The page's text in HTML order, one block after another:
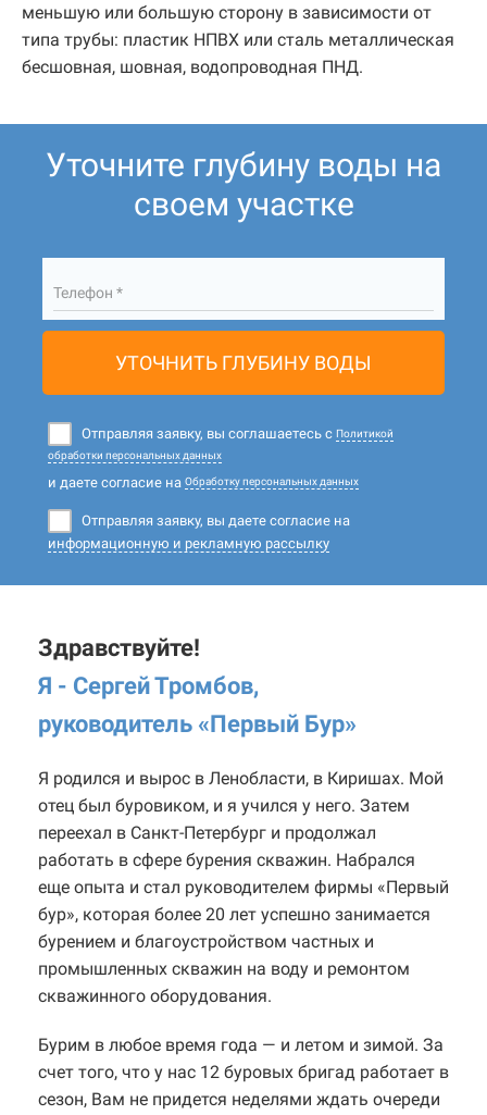
меньшую или большую сторону в зависимости от
типа трубы: пластик НПВХ или сталь металлическая
бесшовная, шовная, водопроводная ПНД.
Уточните глубину воды на
своем участке
Телефон *
УТОЧНИТЬ ГЛУБИНУ ВОДЫ
Отправляя заявку, вы соглашаетесь с Политикой
обработки персональных данных
и даете согласие на Обработку персональных данных
Отправляя заявку, вы даете согласие на
информационную и рекламную рассылку
Здравствуйте!
Я - Сергей Тромбов,
руководитель «Первый Бур»
Я родился и вырос в Ленобласти, в Киришах. Мой
отец был буровиком, и я учился у него. Затем
переехал в Санкт-Петербург и продолжал
работать в сфере бурения скважин. Набрался
еще опыта и стал руководителем фирмы «Первый
бур», которая более 20 лет успешно занимается
бурением и благоустройством частных и
промышленных скважин на воду и ремонтом
скважинного оборудования.
Бурим в любое время года — и летом и зимой. За
счет того, что у нас 12 буровых бригад работает в
сезон, Вам не придется неделями ждать очереди